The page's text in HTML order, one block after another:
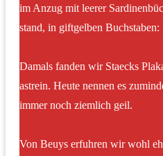
im Anzug mit leerer
stand, in giftgelben
Damals fanden wir Staecks
astrein. Heute nennen es
immer noch ziemlich geil.
Von Beuys erfuhren wir wohl